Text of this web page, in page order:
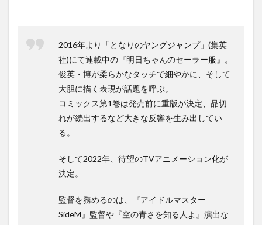
ゃん
2016年より「となりのヤングジャンプ」(集英
社)にて連載中の『明日ちゃんのセーラー服』。
俊英・博が柔らかなタッチで細やかに、そして
大胆に描く表現が話題を呼ぶ。
コミックス第1巻は発売前に重版が決定、品切
れが続出するなど大きな反響を生み出してい
る。
そして2022年、待望のTVアニメーション化が
決定。
監督を務めるのは、『アイドルマスター
SideM』監督や『空の青さを知る人よ』演出な